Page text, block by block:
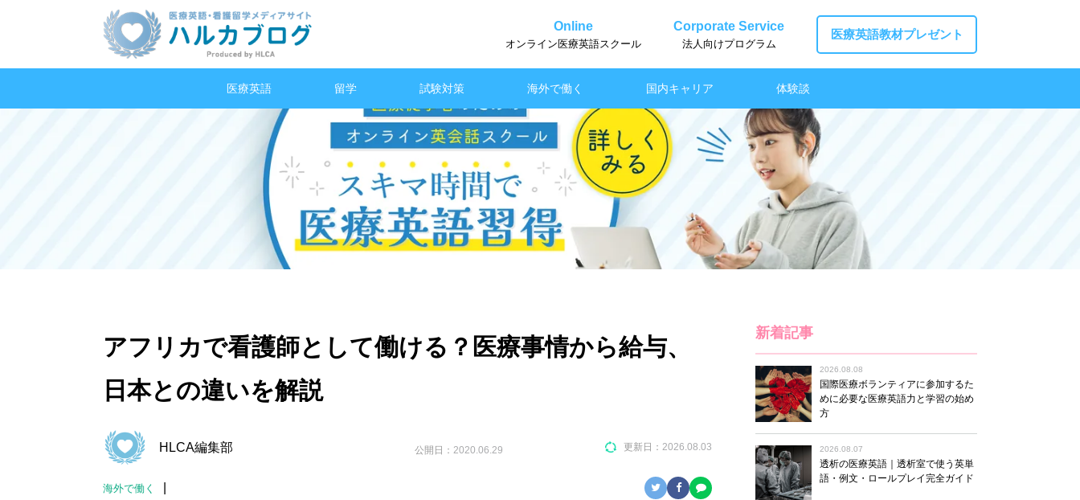
Online
オンライン医療英語スクール
Corporate Service
法人向けプログラム
医療英語教材プレゼント
医療英語 留学 試験対策 海外で働く 国内キャリア 体験談
アフリカで看護師として働ける？医療事情から給与、
日本との違いを解説
HLCA編集部 更新日： 2026.08.03
公開日： 2020.06.29
海外で働く
新着記事
2026.08.08
国際医療ボランティアに参加するた
めに必要な医療英語力と学習の始め
方
2026.08.07
透析の医療英語｜透析室で使う英単
語・例文・ロールプレイ完全ガイド